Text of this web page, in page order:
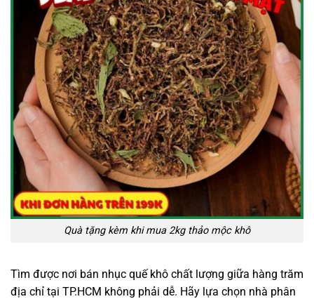
Quà tặng kèm khi mua 2kg thảo mộc khô
Tìm được nơi bán nhục quế khô chất lượng giữa hàng trăm
địa chỉ tại TP.HCM không phải dễ. Hãy lựa chọn nhà phân